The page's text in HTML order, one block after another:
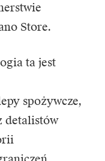
Store.
ta jest
spożywcze,
detalistów